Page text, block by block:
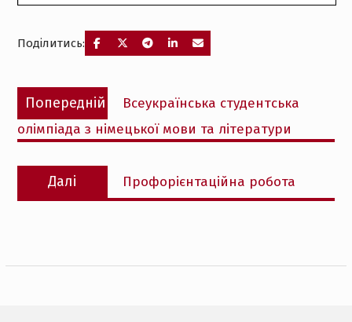
Поділитись:
Навігація
записів
Попередній
Попередній
запис:
Всеукраїнська студентська
олімпіада з німецької мови та літератури
Далі
Наступний
запис:
Профорієнтаційна робота